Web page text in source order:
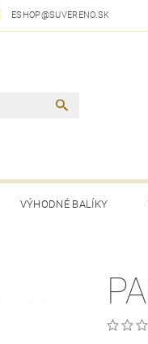
ESHOP@SUVERENO.SK
VÝHODNÉ BALÍKY